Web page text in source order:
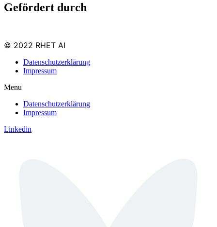
Gefördert durch
© 2022 RHET AI
Datenschutzerklärung
Impressum
Menu
Datenschutzerklärung
Impressum
Linkedin